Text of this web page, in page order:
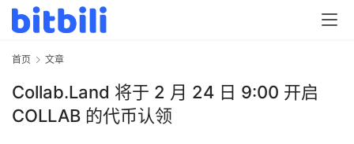
首页 文章
Collab.Land 将于 2 月 24 日 9:00 开启
COLLAB 的代币认领